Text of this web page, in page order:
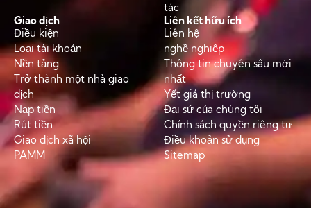
tác
Giao dịch
Điều kiện
Loại tài khoản
Nền tảng
Trở thành một nhà giao
dịch
Nạp tiền
Rút tiền
Giao dịch xã hội
PAMM
Liên kết hữu ích
Liên hệ
nghề nghiệp
Thông tin chuyên sâu mới
nhất
Yết giá thị trường
Đại sứ của chúng tôi
Chính sách quyền riêng tư
Điều khoản sử dụng
Sitemap